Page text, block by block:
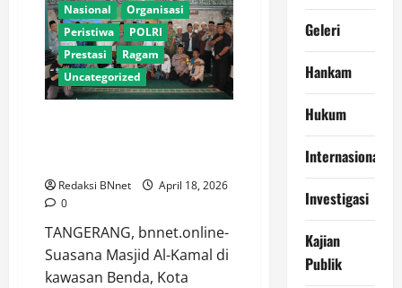
Loyalitas
Penuh,
Kawal
Instruksi
DPC
Hingga
Ranting
Nasional
Organisasi
Peristiwa
POLRI
Prestasi
Ragam
Uncategorized
Redaksi BNnet
April 18, 2026
0
TANGERANG, bnnet.online-
Suasana Masjid Al-Kamal di
kawasan Benda, Kota
Geleri
Hankam
Hukum
Internasional
Investigasi
Kajian
Publik